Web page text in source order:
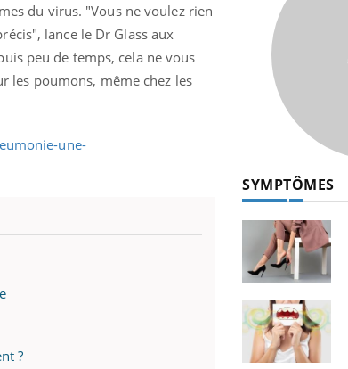
du virus. "Vous ne voulez rien
lance le Dr Glass aux
peu de temps, cela ne vous
les poumons, même chez les
?
SYMPTÔMES